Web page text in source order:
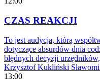
CZAS REAKCJI
To jest audycja, którą
dotyczące absurdów dnia
błędnych decyzji
Krzysztof Kukliński
13:00